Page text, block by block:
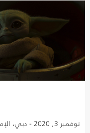
نوفمبر 3, 2020 - دبي، الإمارات العربية المتحدة